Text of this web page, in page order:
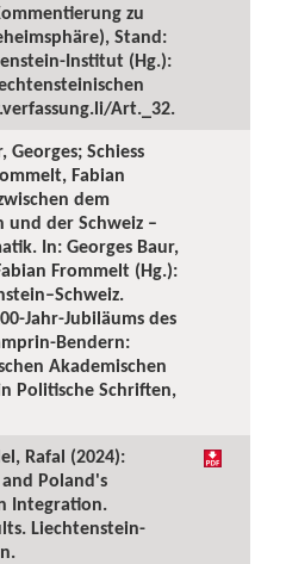
zu
Stand:
Institut (Hg.):
Art._32.
Schiess
Fabian
dem
der Schweiz –
In: Georges Baur,
Frommelt (Hg.):
Jahr-Jubiläums des
Bendern:
Akademischen
Politische Schriften,
Rafal (2024):
Poland's
Integration.
Liechtenstein-